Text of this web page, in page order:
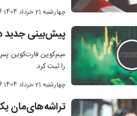
چهارشنبه 21 خرداد 1404
پیش‌بینی‌ جدید
را ثبت کرد.
چهارشنبه 21 خرداد 1404
تراشه‌های‌مان